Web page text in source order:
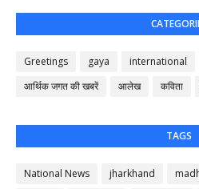
Greetings gaya international
आर्थिक जगत की खबरें
आलेख कविता
TAGS
National News jharkhand